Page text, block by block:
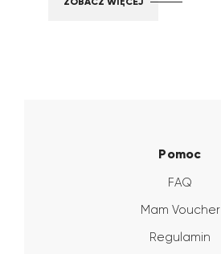
Pomoc
FAQ
Mam Voucher
Regulamin